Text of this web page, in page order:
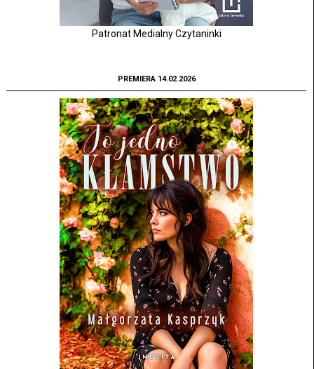
Patronat Medialny Czytaninki
PREMIERA 14.02.2026